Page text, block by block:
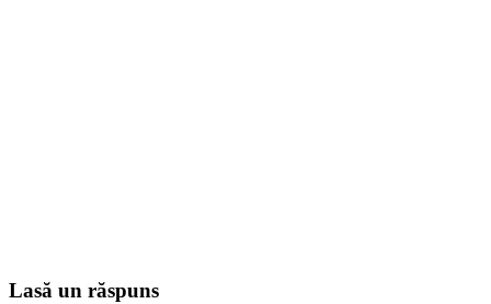
Lasă un răspuns